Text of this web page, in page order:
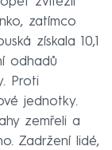
zatímco
získala 10,1
odhadů
Proti
jednotky.
zemřeli a
Zadržení lidé,